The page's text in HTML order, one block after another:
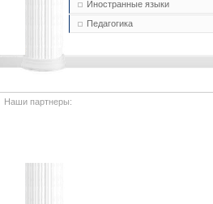
Иностранные языки
Педагогика
Наши партнеры: